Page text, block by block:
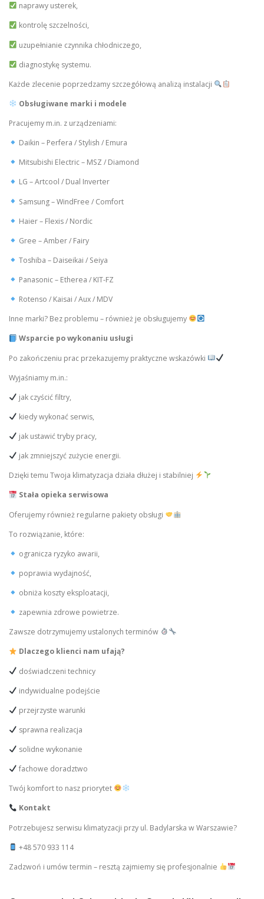
naprawy usterek,
kontrolę szczelności,
uzupełnianie czynnika chłodniczego,
diagnostykę systemu.
Każde zlecenie poprzedzamy szczegółową analizą instalacji
Obsługiwane marki i modele
Pracujemy m.in. z urządzeniami:
Daikin – Perfera / Stylish / Emura
Mitsubishi Electric – MSZ / Diamond
LG – Artcool / Dual Inverter
Samsung – WindFree / Comfort
Haier – Flexis / Nordic
Gree – Amber / Fairy
Toshiba – Daiseikai / Seiya
Panasonic – Etherea / KIT-FZ
Rotenso / Kaisai / Aux / MDV
Inne marki? Bez problemu – również je obsługujemy
Wsparcie po wykonaniu usługi
Po zakończeniu prac przekazujemy praktyczne wskazówki
Wyjaśniamy m.in.:
jak czyścić filtry,
kiedy wykonać serwis,
jak ustawić tryby pracy,
jak zmniejszyć zużycie energii.
Dzięki temu Twoja klimatyzacja działa dłużej i stabilniej
Stała opieka serwisowa
Oferujemy również regularne pakiety obsługi
To rozwiązanie, które:
ogranicza ryzyko awarii,
poprawia wydajność,
obniża koszty eksploatacji,
zapewnia zdrowe powietrze.
Zawsze dotrzymujemy ustalonych terminów
Dlaczego klienci nam ufają?
doświadczeni technicy
indywidualne podejście
przejrzyste warunki
sprawna realizacja
solidne wykonanie
fachowe doradztwo
Twój komfort to nasz priorytet
Kontakt
Potrzebujesz serwisu klimatyzacji przy ul. Badylarska w Warszawie?
+48 570 933 114
Zadzwoń i umów termin – resztą zajmiemy się profesjonalnie